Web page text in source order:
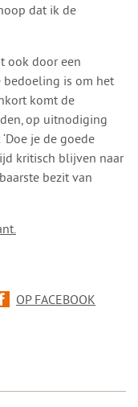
dat ik de
ook door een
bedoeling is om het
komt de
op uitnodiging
je de goede
kritisch blijven naar
bezit van
OP FACEBOOK